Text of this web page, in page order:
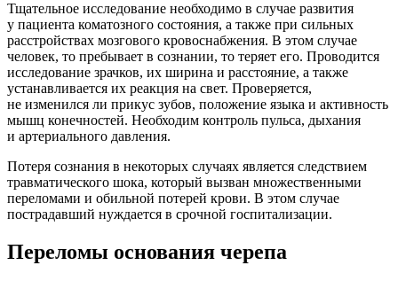
Тщательное исследование необходимо в случае развития
у пациента коматозного состояния, а также при сильных
расстройствах мозгового кровоснабжения. В этом случае
человек, то пребывает в сознании, то теряет его. Проводится
исследование зрачков, их ширина и расстояние, а также
устанавливается их реакция на свет. Проверяется,
не изменился ли прикус зубов, положение языка и активность
мышц конечностей. Необходим контроль пульса, дыхания
и артериального давления.
Потеря сознания в некоторых случаях является следствием
травматического шока, который вызван множественными
переломами и обильной потерей крови. В этом случае
пострадавший нуждается в срочной госпитализации.
Переломы основания черепа